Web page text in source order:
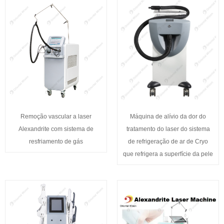
Remoção vascular a laser
Alexandrite com sistema de
resfriamento de gás
Máquina de alívio da dor do
tratamento do laser do sistema
de refrigeração de ar de Cryo
que refrigera a superfície da pele